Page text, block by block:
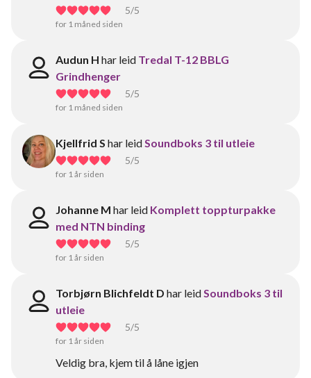
5/5
for 1 måned siden
Audun H har leid Tredal T-12 BBLG
Grindhenger
5/5
for 1 måned siden
Kjellfrid S har leidSoundboks 3 til utleie
5/5
for 1 år siden
Johanne M har leid Komplett toppturpakke
med NTN binding
5/5
for 1 år siden
Torbjørn Blichfeldt D har leidSoundboks 3 til
utleie
5/5
for 1 år siden
Veldig bra, kjem til å låne igjen